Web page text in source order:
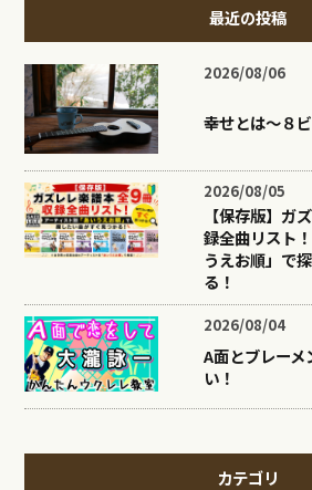
最近の投稿
2026/08/06
幸せとは〜８
2026/08/05
【保存版】ガ
録全曲リスト
うえお順」で
る！
2026/08/04
A面とブレーメ
い！
カテゴリ